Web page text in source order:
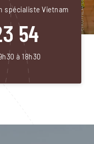
spécialiste Vietnam
54
à 18h30